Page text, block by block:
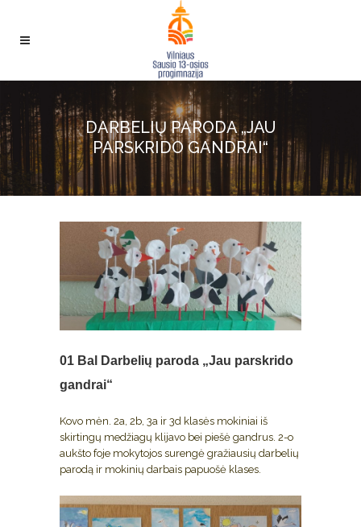
DARBELIŲ PARODA „JAU
PARSKRIDO GANDRAI“
01 Bal
Darbelių paroda „Jau parskrido
gandrai“
Kovo mėn. 2a, 2b, 3a ir 3d klasės mokiniai iš
skirtingų medžiagų klijavo bei piešė gandrus. 2-o
aukšto foje mokytojos surengė gražiausių darbelių
parodą ir mokinių darbais papuošė klases.